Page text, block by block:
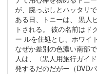
が、腕っぷしとハッタリ
ある日、トニーは、 黒人
トされる。 彼の名前はド
ー ルを住処とし、ホワイ
なぜか差別の色濃い南部
人は、〈黒人用旅行ガイ
発するだのだがー（DVD